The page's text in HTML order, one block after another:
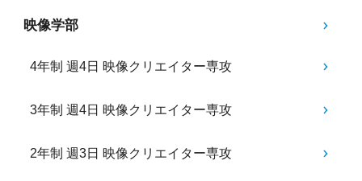
映像学部
4年制 週4日 映像クリエイター専攻
3年制 週4日 映像クリエイター専攻
2年制 週3日 映像クリエイター専攻